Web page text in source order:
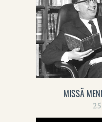
MISSÄ